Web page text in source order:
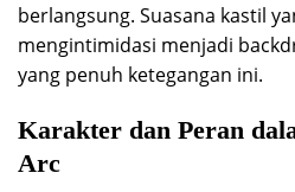
berlangsung. Suasana kastil
mengintimidasi menjadi
yang penuh ketegangan ini.
Karakter dan Peran
Arc